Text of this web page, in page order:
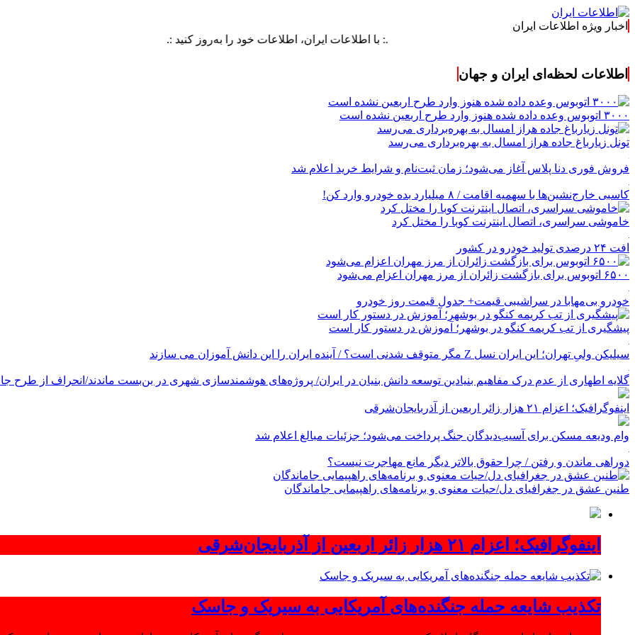
اخبار ویژه اطلاعات ایران
.: با اطلاعات ایران، اطلاعات خود را به‌روز کنید :.
اطلاعات لحظه‌ای ایران و جهان
۳۰۰۰ اتوبوس وعده داده شده هنوز وارد طرح اربعین نشده است
تونل زیارباغ جاده هراز امسال به بهره‌برداری می‌رسد
فروش فوری دنا پلاس آغاز می‌شود؛ زمان ثبت‌نام و شرایط خرید اعلام شد
کاسبی خارج‌نشین‌ها با سهمیه اقامت / ۸ میلیارد بده خودرو وارد کن!
خاموشی سراسری، اتصال اینترنت کوبا را مختل کرد
افت ۲۴ درصدی تولید خودرو در کشور
۶۵۰۰ اتوبوس برای بازگشت زائران از مرز مهران اعزام می‌شود
خودرو بی‌مهابا در سراشیبی قیمت+ جدول قیمت روز خودرو
پیشگیری از تب کریمه کنگو در بوشهر؛ آموزش در دستور کار است
سیلیکن ولیِ تهران؛ این ایران نسل Z مگر متوقف شدنی است؟ / آینده ایران را این دانش آموزان می سازند
گلایه اطهاری از عدم درک مفاهیم بنیادین توسعه دانش بنیان در ایران/ پروژه‌های هوشمندسازی شهری در بن‌بست ماندند/انحراف از طرح جامع ۱۳۸۶ به کشور
اینفوگرافیک؛ اعزام ۲۱ هزار زائر اربعین از آذربایجان‌شرقی
وام ودیعه مسکن برای آسیب‌دیدگان جنگ پرداخت می‌شود؛ جزئیات مبالغ اعلام شد
دوراهی ماندن و رفتن / چرا حقوق بالاتر دیگر مانع مهاجرت نیست؟
طنین عشق در جغرافیای دل/حیات معنوی و برنامه‌های راهپیمایی جاماندگان
اینفوگرافیک؛ اعزام ۲۱ هزار زائر اربعین از آذربایجان‌شرقی
تکذیب شایعه حمله جنگنده‌های آمریکایی به سیریک و جاسک